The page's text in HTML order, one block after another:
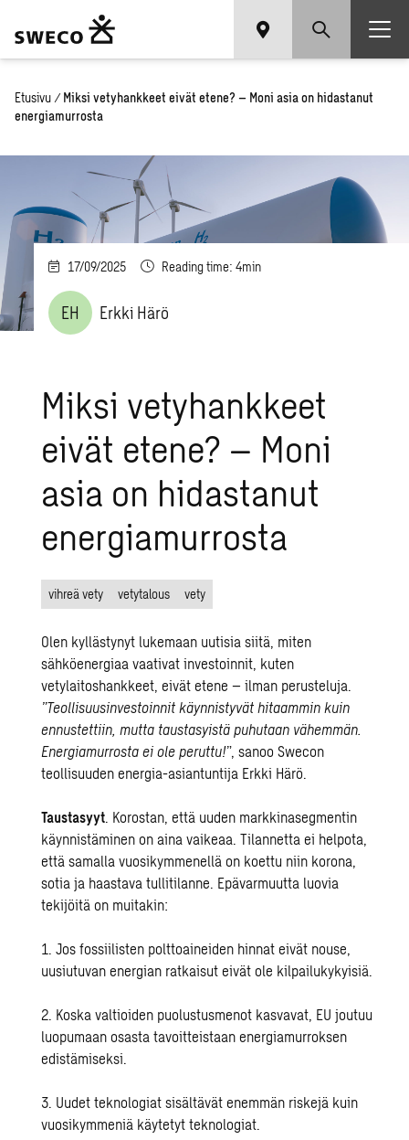
Etusivu / Miksi vetyhankkeet eivät etene? – Moni asia on hidastanut
energiamurrosta
17/09/2025 Reading time: 4min
EH Erkki Härö
Miksi vetyhankkeet
eivät etene? – Moni
asia on hidastanut
energiamurrosta
vihreä vety vetytalous vety
Olen kyllästynyt lukemaan uutisia siitä, miten
sähköenergiaa vaativat investoinnit, kuten
vetylaitoshankkeet, eivät etene – ilman perusteluja.
”Teollisuusinvestoinnit käynnistyvät hitaammin kuin
ennustettiin, mutta taustasyistä puhutaan vähemmän.
Energiamurrosta ei ole peruttu!”, sanoo Swecon
teollisuuden energia-asiantuntija Erkki Härö.
Taustasyyt. Korostan, että uuden markkinasegmentin
käynnistäminen on aina vaikeaa. Tilannetta ei helpota,
että samalla vuosikymmenellä on koettu niin korona,
sotia ja haastava tullitilanne. Epävarmuutta luovia
tekijöitä on muitakin:
1. Jos fossiilisten polttoaineiden hinnat eivät nouse,
uusiutuvan energian ratkaisut eivät ole kilpailukykyisiä.
2. Koska valtioiden puolustusmenot kasvavat, EU joutuu
luopumaan osasta tavoitteistaan energiamurroksen
edistämiseksi.
3. Uudet teknologiat sisältävät enemmän riskejä kuin
vuosikymmeniä käytetyt teknologiat.